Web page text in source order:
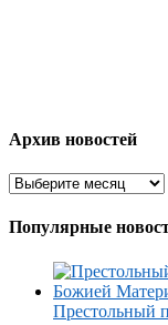
Архив новостей
Популярные
Престольный